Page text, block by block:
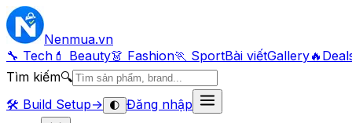
Nenmua.vn
🔧 Tech 💄 Beauty👗 Fashion🏃 SportBài viếtGallery🔥
Tìm kiếm🔍
🛠️ Build Setup→ 🌓 Đăng nhập